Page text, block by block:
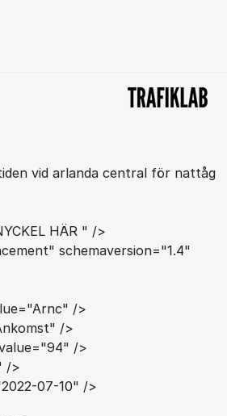
vid arlanda central för nattåg
HÄR " />
schemaversion="1.4"
/>
/>
/>
/>
07-10" />